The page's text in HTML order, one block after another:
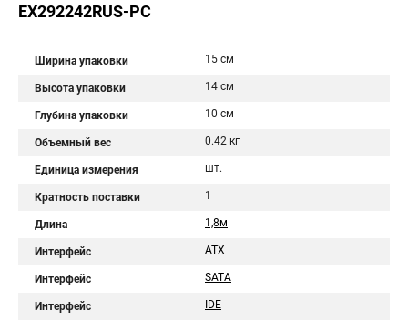
EX292242RUS-PC
Ширина упаковки 15 см
Высота упаковки 14 см
Глубина упаковки 10 см
Объемный вес 0.42 кг
Единица измерения шт.
Кратность поставки 1
Длина 1,8м
Интерфейс ATX
Интерфейс SATA
Интерфейс IDE